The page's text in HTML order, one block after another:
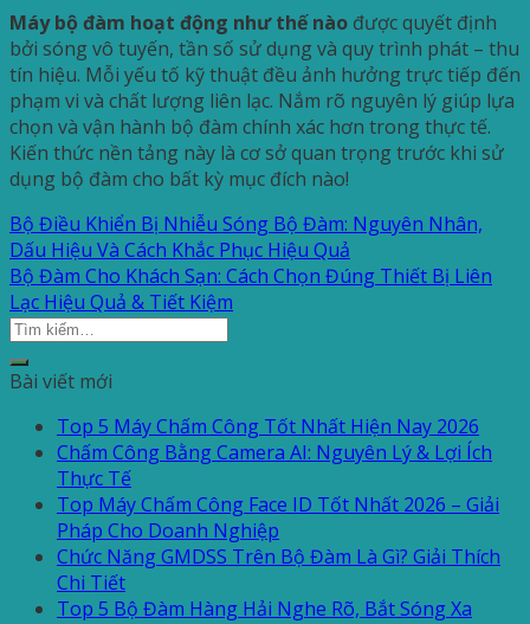
Máy bộ đàm hoạt động như thế nào được quyết định
bởi sóng vô tuyến, tần số sử dụng và quy trình phát – thu
tín hiệu. Mỗi yếu tố kỹ thuật đều ảnh hưởng trực tiếp đến
phạm vi và chất lượng liên lạc. Nắm rõ nguyên lý giúp lựa
chọn và vận hành bộ đàm chính xác hơn trong thực tế.
Kiến thức nền tảng này là cơ sở quan trọng trước khi sử
dụng bộ đàm cho bất kỳ mục đích nào!
Bộ Điều Khiển Bị Nhiễu Sóng Bộ Đàm: Nguyên Nhân,
Dấu Hiệu Và Cách Khắc Phục Hiệu Quả
Bộ Đàm Cho Khách Sạn: Cách Chọn Đúng Thiết Bị Liên
Lạc Hiệu Quả & Tiết Kiệm
Bài viết mới
Top 5 Máy Chấm Công Tốt Nhất Hiện Nay 2026
Chấm Công Bằng Camera AI: Nguyên Lý & Lợi Ích
Thực Tế
Top Máy Chấm Công Face ID Tốt Nhất 2026 – Giải
Pháp Cho Doanh Nghiệp
Chức Năng GMDSS Trên Bộ Đàm Là Gì? Giải Thích
Chi Tiết
Top 5 Bộ Đàm Hàng Hải Nghe Rõ, Bắt Sóng Xa